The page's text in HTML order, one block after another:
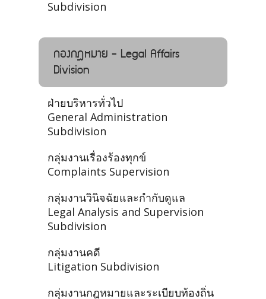
Subdivision
กองกฎหมาย - Legal Affairs
Division
ฝ่ายบริหารทั่วไป
General Administration
Subdivision
กลุ่มงานเรื่องร้องทุกข์
Complaints Supervision
กลุ่มงานวินิจฉัยและกำกับดูแล
Legal Analysis and Supervision
Subdivision
กลุ่มงานคดี
Litigation Subdivision
กลุ่มงานกฎหมายและระเบียบท้องถิ่น